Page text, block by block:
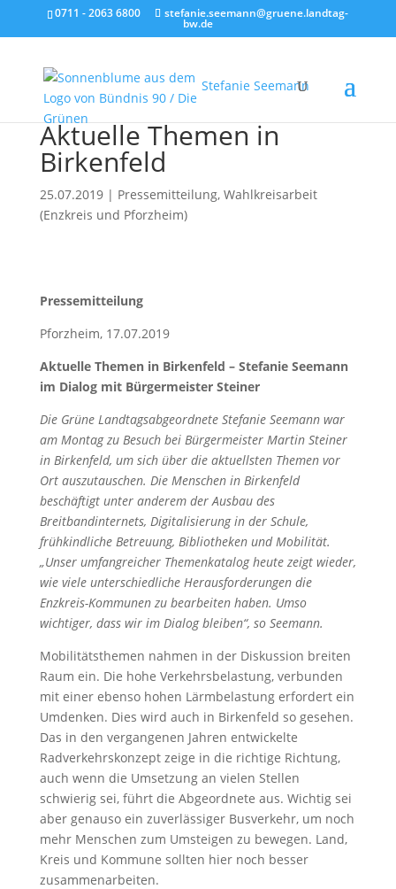
0711 - 2063 6800 stefanie.seemann@gruene.landtag-
bw.de
Stefanie Seemann
Aktuelle Themen in
Birkenfeld
25.07.2019| Pressemitteilung, Wahlkreisarbeit
(Enzkreis und Pforzheim)
Pressemitteilung
Pforzheim, 17.07.2019
Aktuelle Themen in Birkenfeld – Stefanie Seemann
im Dialog mit Bürgermeister Steiner
Die Grüne Landtagsabgeordnete Stefanie Seemann war
am Montag zu Besuch bei Bürgermeister Martin Steiner
in Birkenfeld, um sich über die aktuellsten Themen vor
Ort auszutauschen. Die Menschen in Birkenfeld
beschäftigt unter anderem der Ausbau des
Breitbandinternets, Digitalisierung in der Schule,
frühkindliche Betreuung, Bibliotheken und Mobilität.
„Unser umfangreicher Themenkatalog heute zeigt wieder,
wie viele unterschiedliche Herausforderungen die
Enzkreis-Kommunen zu bearbeiten haben. Umso
wichtiger, dass wir im Dialog bleiben“, so Seemann.
Mobilitätsthemen nahmen in der Diskussion breiten
Raum ein. Die hohe Verkehrsbelastung, verbunden
mit einer ebenso hohen Lärmbelastung erfordert ein
Umdenken. Dies wird auch in Birkenfeld so gesehen.
Das in den vergangenen Jahren entwickelte
Radverkehrskonzept zeige in die richtige Richtung,
auch wenn die Umsetzung an vielen Stellen
schwierig sei, führt die Abgeordnete aus. Wichtig sei
aber genauso ein zuverlässiger Busverkehr, um noch
mehr Menschen zum Umsteigen zu bewegen. Land,
Kreis und Kommune sollten hier noch besser
zusammenarbeiten.